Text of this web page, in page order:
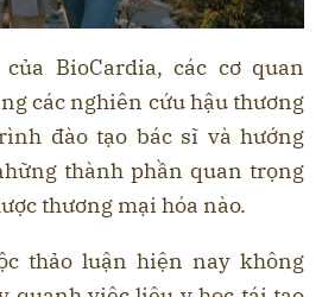
BioCardia, các cơ quan
các nghiên cứu hậu thương
đào tạo bác sĩ và hướng
thành phần quan trọng
thương mại hóa nào.
thảo luận hiện nay không